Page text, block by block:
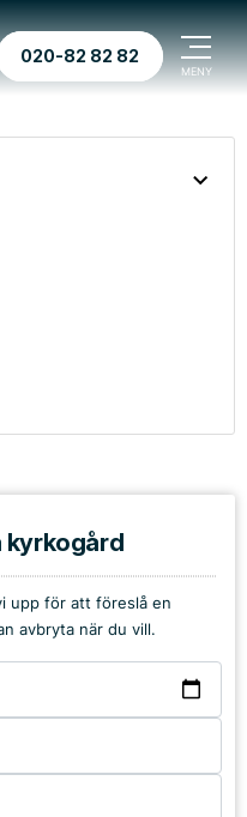
020-82 82 82
kyrkogård
upp för att föreslå en
avbryta när du vill.